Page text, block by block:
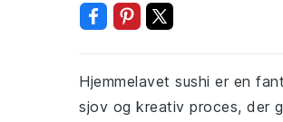
Hjemmelavet sushi er en
sjov og kreativ proces, der